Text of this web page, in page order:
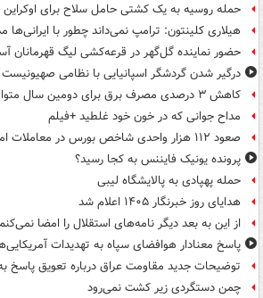
حمله روسیه به یک کشتی حامل سلاح برای اوکراین
هیلاری کلینتون: ترامپ نمی‌داند چطور با ایرانی‌ها
حضور نماینده گل‌گهر در قرعه‌کشی لیگ قهرمانان
درگیر شدن گردشگر اسپانیایی با نظامی صهیونیست
کاهش ۳ درصدی مصرف برق برای دومین سال متوالی
مداح جوانی که در خون خود غلطید +فیلم
صعود ۱۱۲ هزار واحدی شاخص بورس در معاملات امروز
پرونده یونیک فایننس به کجا رسید؟
حمله پهپادی به پالایشگاه لیبی
هدایای روز خبرنگار ۱۴۰۵ اعلام شد
از این به بعد دیگر نامه‌های استقلال را امضا
پاسخ معنادار هوافضای سپاه به تهدیدات
توضیحات جدید مقاومت عراق درباره تعویق پاسخ
چمن دستگردی زیر کشت نمی‌رود